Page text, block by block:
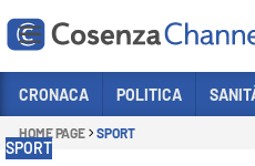
Sezioni
CRONACA POLITICA
HOME PAGE SPORT
SPORT